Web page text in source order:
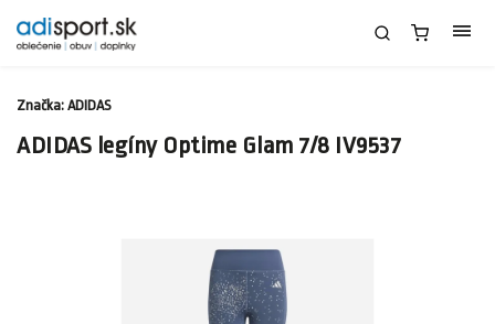
ADIDAS legíny Optime Glam 7/8 IV9537
Značka: ADIDAS